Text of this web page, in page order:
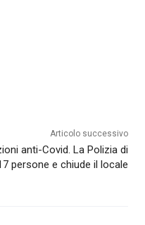
Articolo successivo
anti-Covid. La Polizia di
persone e chiude il locale